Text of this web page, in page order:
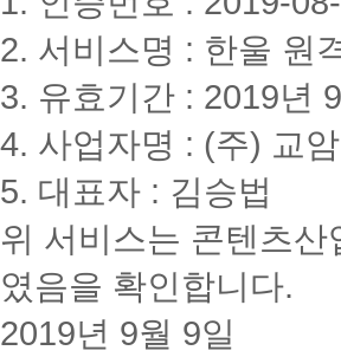
2. 서비스명 : 한울 원
3. 유효기간 : 2019년
4. 사업자명 : (주) 교암
5. 대표자 : 김승법
위 서비스는 콘텐츠
였음을 확인합니다.
2019년 9월 9일